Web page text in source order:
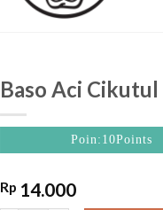
Baso Aci Cikutul
Poin:10Points
Rp 14.000